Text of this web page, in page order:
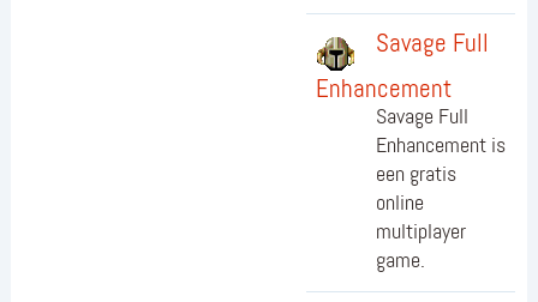
Savage Full
Enhancement
Savage Full
Enhancement is
een gratis
online
multiplayer
game.